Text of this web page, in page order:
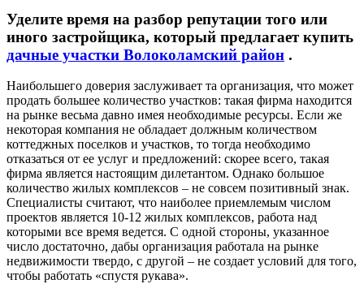
Уделите время на разбор репутации того или
иного застройщика, который предлагает купить
дачные участки Волоколамский район .
Наибольшего доверия заслуживает та организация, что может
продать большее количество участков: такая фирма находится
на рынке весьма давно имея необходимые ресурсы. Если же
некоторая компания не обладает должным количеством
коттеджных поселков и участков, то тогда необходимо
отказаться от ее услуг и предложений: скорее всего, такая
фирма является настоящим дилетантом. Однако большое
количество жилых комплексов – не совсем позитивный знак.
Специалисты считают, что наиболее приемлемым числом
проектов является 10-12 жилых комплексов, работа над
которыми все время ведется. С одной стороны, указанное
число достаточно, дабы организация работала на рынке
недвижимости твердо, с другой – не создает условий для того,
чтобы работать «спустя рукава».